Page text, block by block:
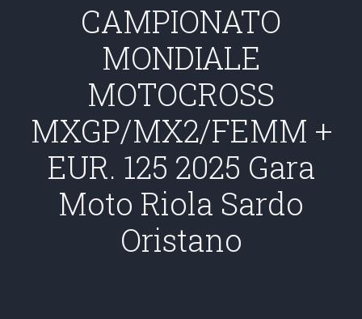
CAMPIONATO
MONDIALE
MOTOCROSS
MXGP/MX2/FEMM +
EUR. 125 2025 Gara
Moto Riola Sardo
Oristano